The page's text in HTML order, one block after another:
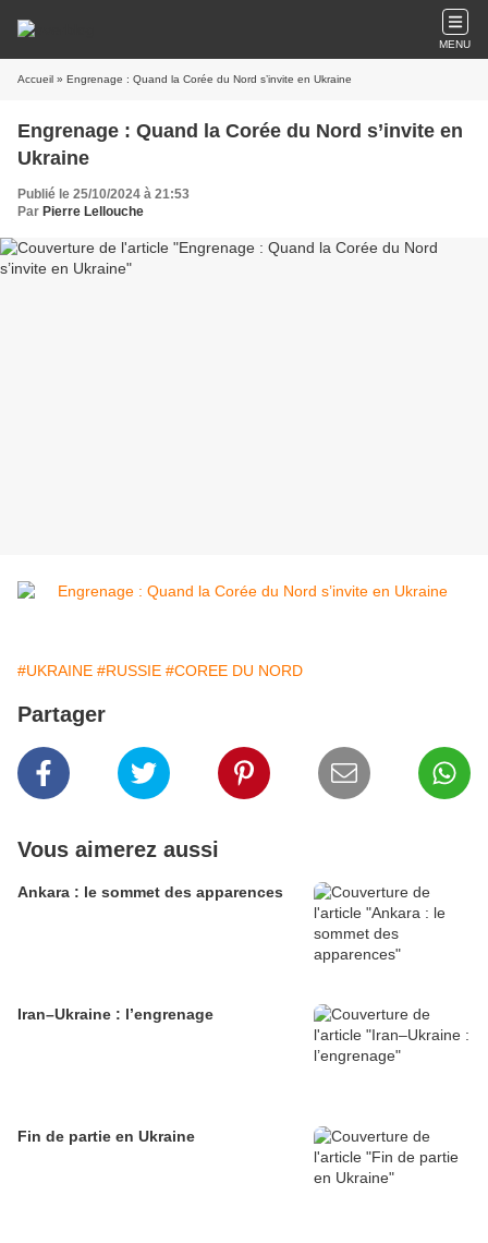
MENU
Accueil » Engrenage : Quand la Corée du Nord s’invite en Ukraine
Engrenage : Quand la Corée du Nord s’invite en
Ukraine
Publié le 25/10/2024 à 21:53
Par Pierre Lellouche
#UKRAINE #RUSSIE #COREE DU NORD
Partager
Vous aimerez aussi
Ankara : le sommet des apparences
Iran–Ukraine : l’engrenage
Fin de partie en Ukraine